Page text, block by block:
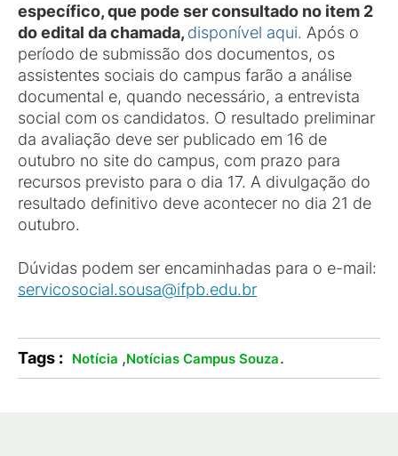
específico, que pode ser consultado no item 2
do edital da chamada, disponível aqui. Após o
período de submissão dos documentos, os
assistentes sociais do campus farão a análise
documental e, quando necessário, a entrevista
social com os candidatos. O resultado preliminar
da avaliação deve ser publicado em 16 de
outubro no site do campus, com prazo para
recursos previsto para o dia 17. A divulgação do
resultado definitivo deve acontecer no dia 21 de
outubro.
Dúvidas podem ser encaminhadas para o e-mail:
servicosocial.sousa@ifpb.edu.br
Tags : Notícia ,Notícias Campus Souza.